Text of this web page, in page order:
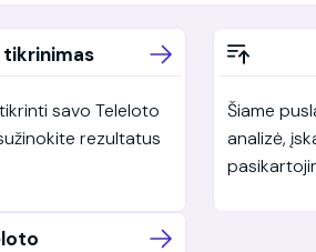
savo Teleloto
rezultatus
Šiame
analizė,